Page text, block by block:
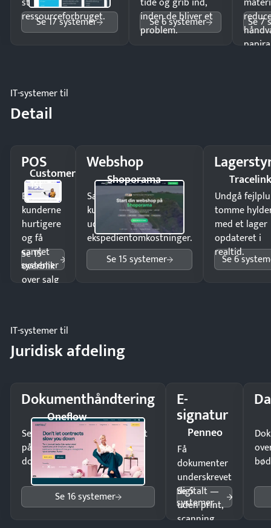
ressourceforbruget.
Se 17 systemer
inden de bliver et
problem.
Se 6 systemer Se 7
IT-systemer til
Detail
POS
Customer
1st
Ekspedér
kunderne
hurtigere
og få
samlet
overblik
over salg
Se 15
systemer
Webshop
Shoporama
Sælg produkter 24/7 til
kunder i hele landet
uden
ekspedientomkostninger.
Se 15 systemer
Undgå
tomme
med et lager
opdateret i
realtid.
Se 6
IT-systemer til
Juridisk afdeling
Dokumenthåndtering
Oneflow
Send kontrakter til underskrift
på minutter og mist ingen
dokumenter.
Se 16 systemer
E-
signatur
Penneo
Få
dokumenter
underskrevet
digitalt —
uden print,
scanning
Se 5
systemer